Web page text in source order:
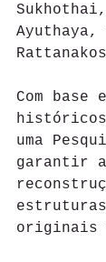
Ayuthaya,
Com base
uma
garantir
originais